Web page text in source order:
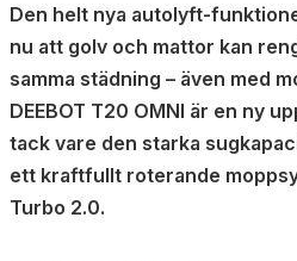
Den helt nya autolyft-
nu att golv och mattor kan
samma städning – även med
DEEBOT T20 OMNI är en ny
tack vare den starka
ett kraftfullt roterande
Turbo 2.0.